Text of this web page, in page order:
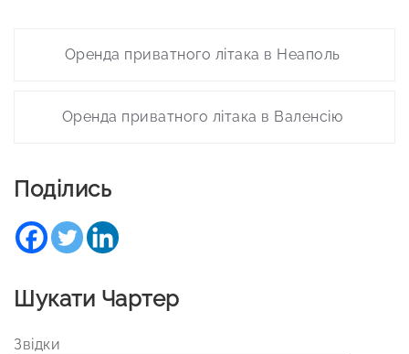
navigation
Оренда приватного літака в Неаполь
Оренда приватного літака в Валенсію
Поділись
Шукати Чартер
Звідки